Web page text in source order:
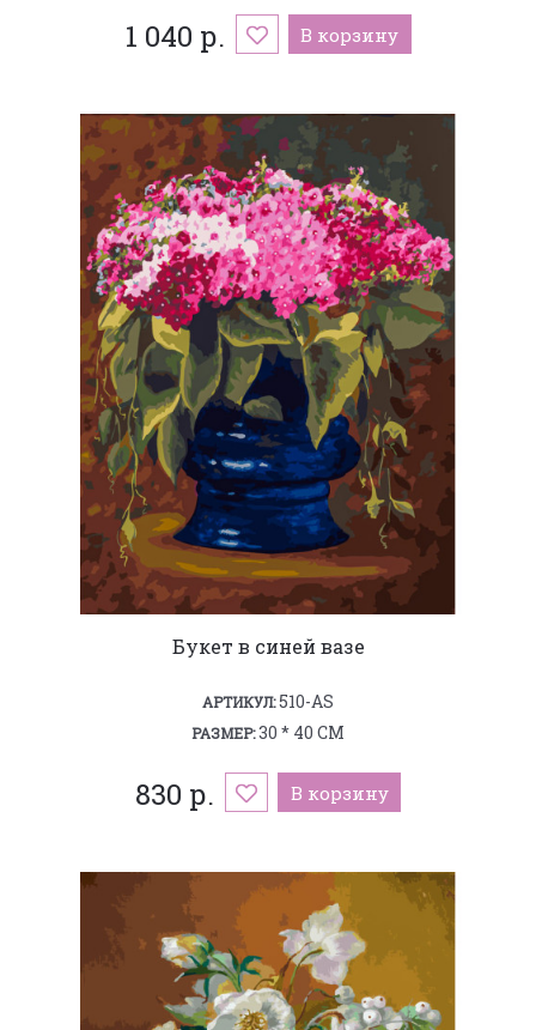
1 040 р. В корзину
Букет в синей вазе
АРТИКУЛ:510-AS
РАЗМЕР:30 * 40 СМ
830 р. В корзину